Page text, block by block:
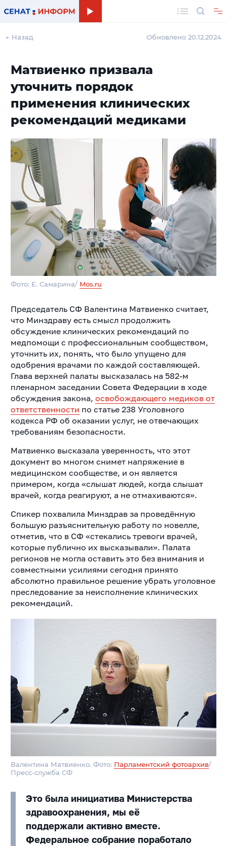
← Назад Обновлено 20.12.2024
Матвиенко призвала
уточнить порядок
применения клинических
рекомендаций медиками
Фото: Е. Самарина/ Mos.ru
Председатель СФ Валентина Матвиенко считает,
что Минздраву есть смысл продолжить
обсуждение клинических рекомендаций по
медпомощи с профессиональным сообществом,
уточнить их, понять, что было упущено для
одобрения врачами по каждой составляющей.
Глава верхней палаты высказалась на 582-м
пленарном заседании Совета Федерации в ходе
обсуждения закона, освобождающего медиков от
ответственности по статье 238 Уголовного
кодекса РФ об оказании услуг, не отвечающих
требованиям безопасности.
Матвиенко высказала уверенность, что этот
документ во многом снимет напряжение в
медицинском сообществе, и он является
примером, когда «слышат людей, когда слышат
врачей, когда реагируют, а не отмахиваются».
Спикер похвалила Минздрав за проведённую
большую разъяснительную работу по новелле,
отметив, что в СФ «стекались тревоги врачей,
которые публично их высказывали». Палата
регионов не могла оставить это без внимания и
совместными усилиями сегодня принято
абсолютно правильное решение убрать уголовное
преследование за неисполнение клинических
рекомендаций.
Валентина Матвиенко. Фото: Парламентский фотоархив/
Пресс-служба СФ
Это была инициатива Министерства
здравоохранения, мы её
поддержали активно вместе.
Федеральное собрание поработало